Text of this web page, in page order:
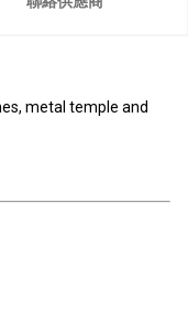
metal temple and